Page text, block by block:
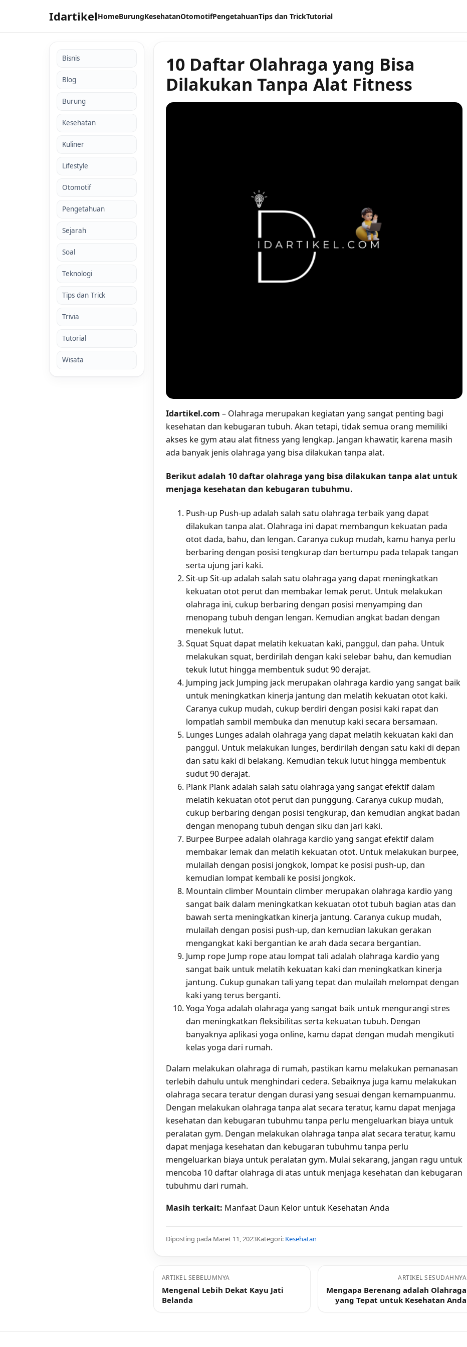
IdartikelHomeBurungKesehatanOtomotifPengetahuanTips dan TrickTutorial
Bisnis
Blog
Burung
Kesehatan
Kuliner
Lifestyle
Otomotif
Pengetahuan
Sejarah
Soal
Teknologi
Tips dan Trick
Trivia
Tutorial
Wisata
10 Daftar Olahraga yang Bisa
Dilakukan Tanpa Alat Fitness
Idartikel.com – Olahraga merupakan kegiatan yang sangat penting bagi
kesehatan dan kebugaran tubuh. Akan tetapi, tidak semua orang memiliki
akses ke gym atau alat fitness yang lengkap. Jangan khawatir, karena masih
ada banyak jenis olahraga yang bisa dilakukan tanpa alat.
Berikut adalah 10 daftar olahraga yang bisa dilakukan tanpa alat untuk
menjaga kesehatan dan kebugaran tubuhmu.
Push-up Push-up adalah salah satu olahraga terbaik yang dapat
dilakukan tanpa alat. Olahraga ini dapat membangun kekuatan pada
otot dada, bahu, dan lengan. Caranya cukup mudah, kamu hanya perlu
berbaring dengan posisi tengkurap dan bertumpu pada telapak tangan
serta ujung jari kaki.
Sit-up Sit-up adalah salah satu olahraga yang dapat meningkatkan
kekuatan otot perut dan membakar lemak perut. Untuk melakukan
olahraga ini, cukup berbaring dengan posisi menyamping dan
menopang tubuh dengan lengan. Kemudian angkat badan dengan
menekuk lutut.
Squat Squat dapat melatih kekuatan kaki, panggul, dan paha. Untuk
melakukan squat, berdirilah dengan kaki selebar bahu, dan kemudian
tekuk lutut hingga membentuk sudut 90 derajat.
Jumping jack Jumping jack merupakan olahraga kardio yang sangat baik
untuk meningkatkan kinerja jantung dan melatih kekuatan otot kaki.
Caranya cukup mudah, cukup berdiri dengan posisi kaki rapat dan
lompatlah sambil membuka dan menutup kaki secara bersamaan.
Lunges Lunges adalah olahraga yang dapat melatih kekuatan kaki dan
panggul. Untuk melakukan lunges, berdirilah dengan satu kaki di depan
dan satu kaki di belakang. Kemudian tekuk lutut hingga membentuk
sudut 90 derajat.
Plank Plank adalah salah satu olahraga yang sangat efektif dalam
melatih kekuatan otot perut dan punggung. Caranya cukup mudah,
cukup berbaring dengan posisi tengkurap, dan kemudian angkat badan
dengan menopang tubuh dengan siku dan jari kaki.
Burpee Burpee adalah olahraga kardio yang sangat efektif dalam
membakar lemak dan melatih kekuatan otot. Untuk melakukan burpee,
mulailah dengan posisi jongkok, lompat ke posisi push-up, dan
kemudian lompat kembali ke posisi jongkok.
Mountain climber Mountain climber merupakan olahraga kardio yang
sangat baik dalam meningkatkan kekuatan otot tubuh bagian atas dan
bawah serta meningkatkan kinerja jantung. Caranya cukup mudah,
mulailah dengan posisi push-up, dan kemudian lakukan gerakan
mengangkat kaki bergantian ke arah dada secara bergantian.
Jump rope Jump rope atau lompat tali adalah olahraga kardio yang
sangat baik untuk melatih kekuatan kaki dan meningkatkan kinerja
jantung. Cukup gunakan tali yang tepat dan mulailah melompat dengan
kaki yang terus berganti.
Yoga Yoga adalah olahraga yang sangat baik untuk mengurangi stres
dan meningkatkan fleksibilitas serta kekuatan tubuh. Dengan
banyaknya aplikasi yoga online, kamu dapat dengan mudah mengikuti
kelas yoga dari rumah.
Dalam melakukan olahraga di rumah, pastikan kamu melakukan pemanasan
terlebih dahulu untuk menghindari cedera. Sebaiknya juga kamu melakukan
olahraga secara teratur dengan durasi yang sesuai dengan kemampuanmu.
Dengan melakukan olahraga tanpa alat secara teratur, kamu dapat menjaga
kesehatan dan kebugaran tubuhmu tanpa perlu mengeluarkan biaya untuk
peralatan gym. Dengan melakukan olahraga tanpa alat secara teratur, kamu
dapat menjaga kesehatan dan kebugaran tubuhmu tanpa perlu
mengeluarkan biaya untuk peralatan gym. Mulai sekarang, jangan ragu untuk
mencoba 10 daftar olahraga di atas untuk menjaga kesehatan dan kebugaran
tubuhmu dari rumah.
Masih terkait: Manfaat Daun Kelor untuk Kesehatan Anda
Diposting pada Maret 11, 2023Kategori: Kesehatan
ARTIKEL SEBELUMNYA
Mengenal Lebih Dekat Kayu Jati
Belanda
ARTIKEL SESUDAHNYA
Mengapa Berenang adalah Olahraga
yang Tepat untuk Kesehatan Anda